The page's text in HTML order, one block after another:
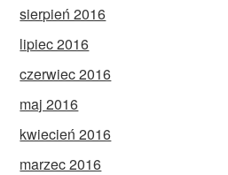
sierpień 2016
lipiec 2016
czerwiec 2016
maj 2016
kwiecień 2016
marzec 2016